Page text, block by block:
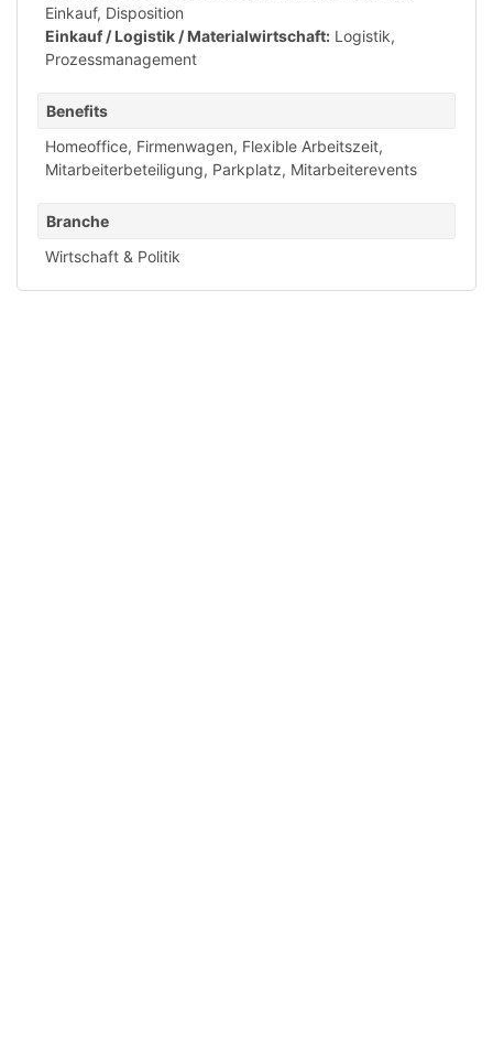
Einkauf, Disposition
Einkauf / Logistik / Materialwirtschaft: Logistik,
Prozessmanagement
Benefits
Homeoffice, Firmenwagen, Flexible Arbeitszeit,
Mitarbeiterbeteiligung, Parkplatz, Mitarbeiterevents
Branche
Wirtschaft & Politik